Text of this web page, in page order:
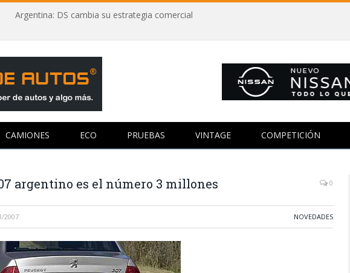
Argentina: DS cambia su estrategia comercial
CAMIONES ECO PRUEBAS VINTAGE COMPETICIÓN
argentino es el número 3 millones 0
2007 NOVEDADES